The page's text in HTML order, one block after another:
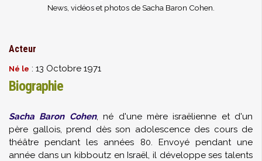
News, vidéos et photos de Sacha Baron Cohen.
Acteur
Né le : 13 Octobre 1971
Biographie
Sacha Baron Cohen, né d'une mère israëlienne et d'un
père gallois, prend dès son adolescence des cours de
théâtre pendant les années 80. Envoyé pendant une
année dans un kibboutz en Israël, il développe ses talents